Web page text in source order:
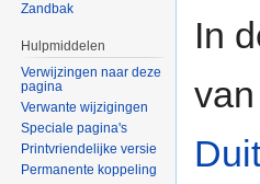
In
Zandbak
Hulpmiddelen
Verwijzingen naar deze
pagina
Verwante wijzigingen
Speciale pagina's
Printvriendelijke versie
Permanente koppeling